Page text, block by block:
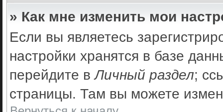
» Как мне изменить мои
Если вы являетесь
настройки хранятся в базе
перейдите вЛичный раздел;
страницы. Там вы можете